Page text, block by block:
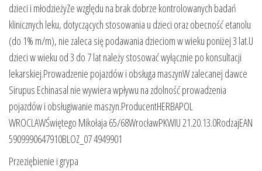
dzieci i młodzieżyZe względu na brak dobrze kontrolowanych badań
klinicznych leku, dotyczących stosowania u dzieci oraz obecność etanolu
(do 1% m/m), nie zaleca się podawania dzieciom w wieku poniżej 3 lat.U
dzieci w wieku od 3 do 7 lat należy stosować wyłącznie po konsultacji
lekarskiej.Prowadzenie pojazdów i obsługa maszynW zalecanej dawce
Sirupus Echinasal nie wywiera wpływu na zdolność prowadzenia
pojazdów i obsługiwanie maszyn.ProducentHERBAPOL
WROCLAWŚwiętego Mikołaja 65/68WrocławPKWIU 21.20.13.0RodzajEAN
5909990647910BLOZ_07 4949901
Przeziębienie i grypa